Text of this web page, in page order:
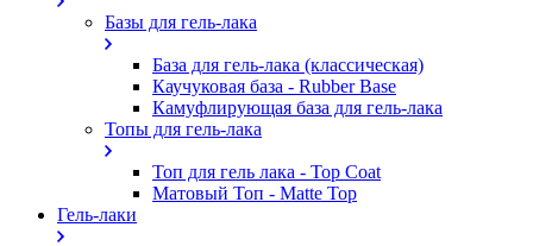
Базы для гель-лака
База для гель-лака (классическая)
Каучуковая база - Rubber Base
Камуфлирующая база для гель-лака
Топы для гель-лака
Топ для гель лака - Top Coat
Матовый Топ - Matte Top
Гель-лаки